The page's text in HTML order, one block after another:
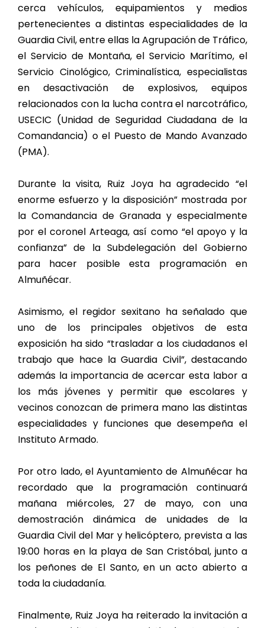
cerca vehículos, equipamientos y medios
pertenecientes a distintas especialidades de la
Guardia Civil, entre ellas la Agrupación de Tráfico,
el Servicio de Montaña, el Servicio Marítimo, el
Servicio Cinológico, Criminalística, especialistas
en desactivación de explosivos, equipos
relacionados con la lucha contra el narcotráfico,
USECIC (Unidad de Seguridad Ciudadana de la
Comandancia) o el Puesto de Mando Avanzado
(PMA).
Durante la visita, Ruiz Joya ha agradecido “el
enorme esfuerzo y la disposición” mostrada por
la Comandancia de Granada y especialmente
por el coronel Arteaga, así como “el apoyo y la
confianza” de la Subdelegación del Gobierno
para hacer posible esta programación en
Almuñécar.
Asimismo, el regidor sexitano ha señalado que
uno de los principales objetivos de esta
exposición ha sido “trasladar a los ciudadanos el
trabajo que hace la Guardia Civil”, destacando
además la importancia de acercar esta labor a
los más jóvenes y permitir que escolares y
vecinos conozcan de primera mano las distintas
especialidades y funciones que desempeña el
Instituto Armado.
Por otro lado, el Ayuntamiento de Almuñécar ha
recordado que la programación continuará
mañana miércoles, 27 de mayo, con una
demostración dinámica de unidades de la
Guardia Civil del Mar y helicóptero, prevista a las
19:00 horas en la playa de San Cristóbal, junto a
los peñones de El Santo, en un acto abierto a
toda la ciudadanía.
Finalmente, Ruiz Joya ha reiterado la invitación a